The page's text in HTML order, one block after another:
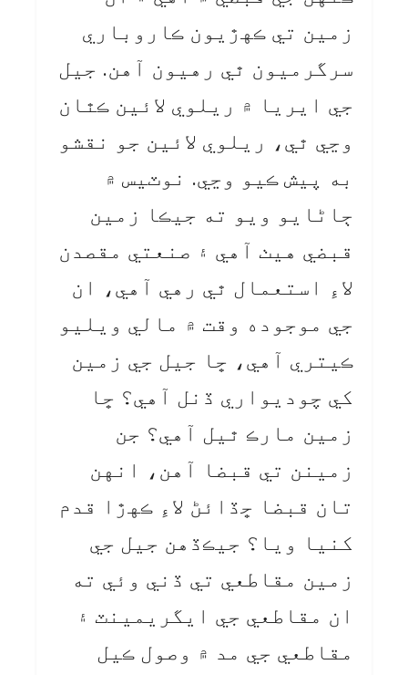
زمين تي ڪهڙيون ڪاروباري
سرگرميون ٿي رهيون آهن. جيل
جي ايريا ۾ ريلوي لائين ڪٿان
وڃي ٿي، ريلوي لائين جو نقشو
به پيش ڪيو وڃي. نوٽيس ۾
ڄاڻايو ويو ته جيڪا زمين
قبضي هيٺ آهي ۽ صنعتي مقصدن
لاءِ استعمال ٿي رهي آهي، ان
جي موجوده وقت ۾ مالي ويليو
ڪيتري آهي، ڇا جيل جي زمين
کي چوديواري ڏنل آهي؟ ڇا
زمين مارڪ ٿيل آهي؟ جن
زمينن تي قبضا آهن، انهن
تان قبضا ڇڏائڻ لاءِ ڪهڙا قدم
کنيا ويا؟ جيڪڏهن جيل جي
زمين مقاطعي تي ڏني وئي ته
ان مقاطعي جي ايگريمينٽ ۽
مقاطعي جي مد ۾ وصول ڪيل